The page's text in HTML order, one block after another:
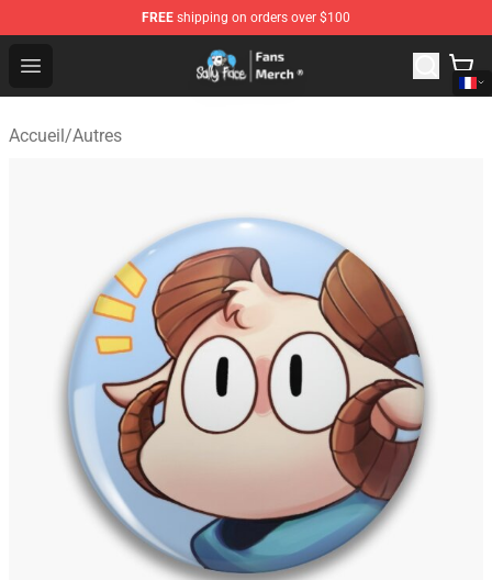
FREE shipping on orders over $100
Open menu
Sally Face Store - Official Sally Face Merchandise Shop
Accueil/Autres